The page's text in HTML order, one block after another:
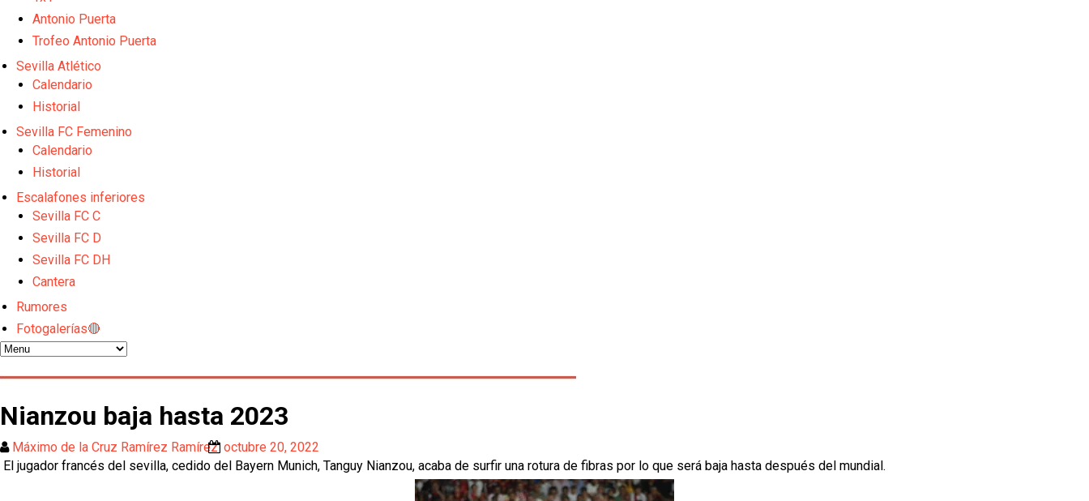
Oso es el siguiente en la lista para salir
Banquillos confirmados: así queda la cantera del Sevilla Femenino para la 2026/27
Previa | El Sevilla FC cierra la pretemporada con el exigente choque ante el Bayer Leverkusen
Antonio Puerta
Trofeo Antonio Puerta
Sevilla Atlético
Calendario
Historial
Sevilla FC Femenino
Calendario
Historial
Escalafones inferiores
Sevilla FC C
Sevilla FC D
Sevilla FC DH
Cantera
Rumores
Fotogalerías🔴
Nianzou baja hasta 2023
Máximo de la Cruz Ramírez Ramírez octubre 20, 2022
El jugador francés del sevilla, cedido del Bayern Munich, Tanguy Nianzou, acaba de surfir una rotura de fibras por lo que será baja hasta después del mundial.